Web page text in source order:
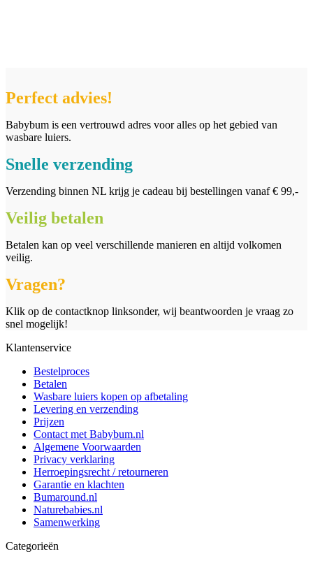
Perfect advies!
Babybum is een vertrouwd adres voor alles op het gebied van
wasbare luiers.
Snelle verzending
Verzending binnen NL krijg je cadeau bij bestellingen vanaf € 99,-
Veilig betalen
Betalen kan op veel verschillende manieren en altijd volkomen
veilig.
Vragen?
Klik op de contactknop linksonder, wij beantwoorden je vraag zo
snel mogelijk!
Klantenservice
Bestelproces
Betalen
Wasbare luiers kopen op afbetaling
Levering en verzending
Prijzen
Contact met Babybum.nl
Algemene Voorwaarden
Privacy verklaring
Herroepingsrecht / retourneren
Garantie en klachten
Bumaround.nl
Naturebabies.nl
Samenwerking
Categorieën